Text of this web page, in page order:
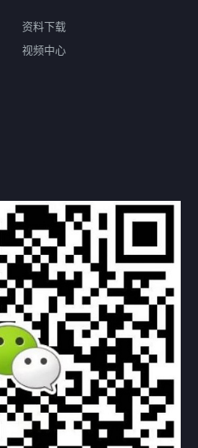
资料下载
视频中心